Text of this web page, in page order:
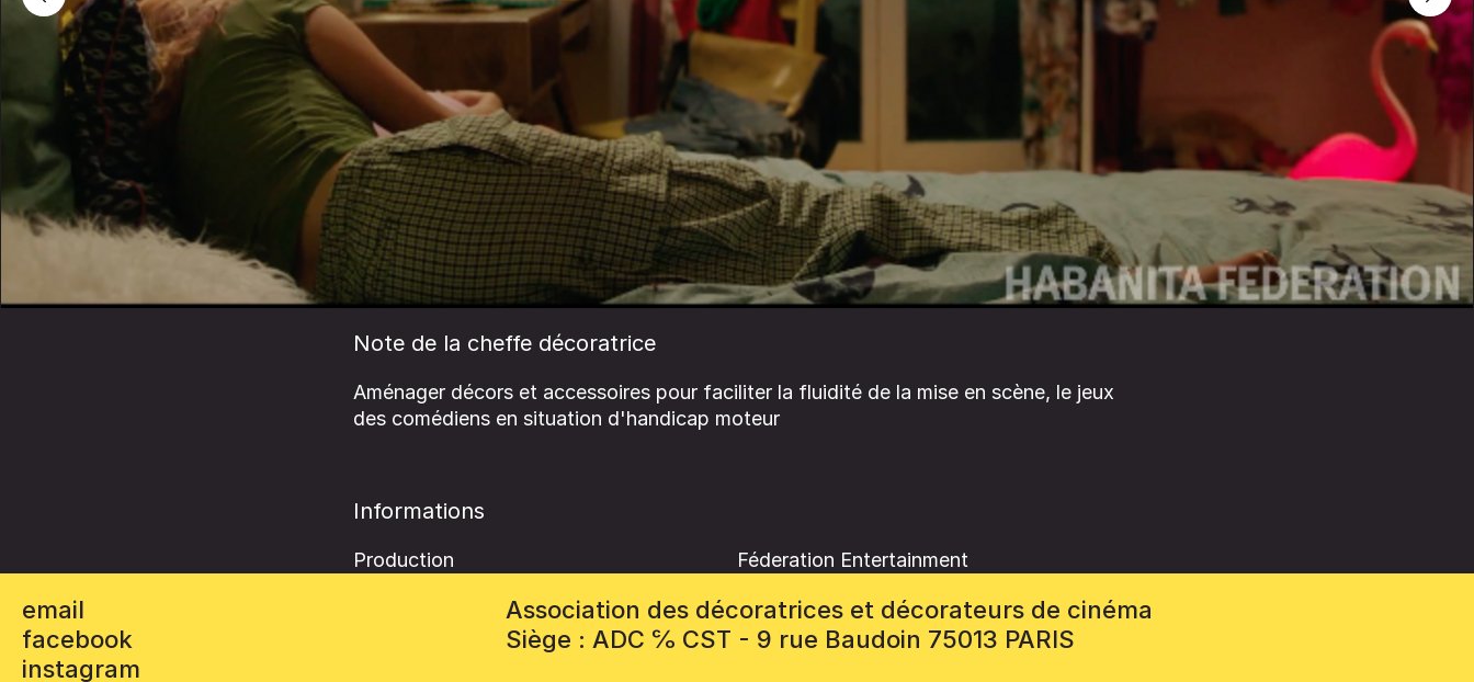
Note de la cheffe décoratrice
Aménager décors et accessoires pour faciliter la fluidité de la mise en scène, le jeux
des comédiens en situation d'handicap moteur
Informations
Production Féderation Entertainment
email
facebook
instagram
Association des décoratrices et décorateurs de cinéma
Siège : ADC ℅ CST - 9 rue Baudoin 75013 PARIS